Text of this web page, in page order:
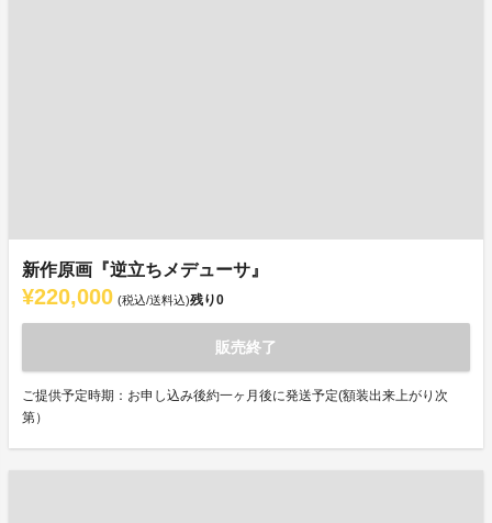
新作原画『逆立ちメデューサ』
¥220,000 (税込/送料込)残り0
販売終了
ご提供予定時期：お申し込み後約一ヶ月後に発送予定(額装出来上がり次
第）